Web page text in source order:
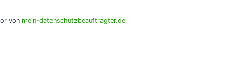
von mein-datenschutzbeauftragter.de